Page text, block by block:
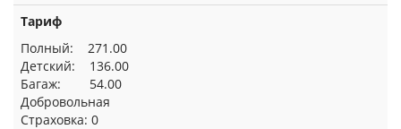
Тариф
Полный: 271.00
Детский: 136.00
Багаж: 54.00
Добровольная
Страховка: 0